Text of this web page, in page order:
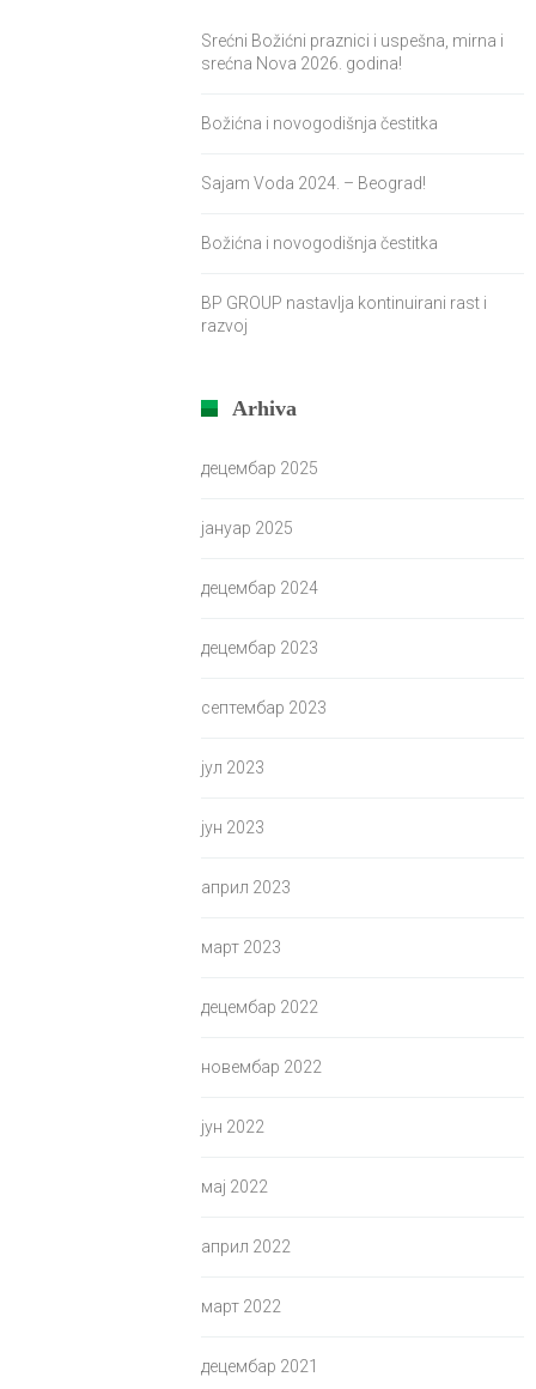
Srećni Božićni praznici i uspešna, mirna i
srećna Nova 2026. godina!
Božićna i novogodišnja čestitka
Sajam Voda 2024. – Beograd!
Božićna i novogodišnja čestitka
BP GROUP nastavlja kontinuirani rast i
razvoj
Arhiva
децембар 2025
јануар 2025
децембар 2024
децембар 2023
септембар 2023
јул 2023
јун 2023
април 2023
март 2023
децембар 2022
новембар 2022
јун 2022
мај 2022
април 2022
март 2022
децембар 2021